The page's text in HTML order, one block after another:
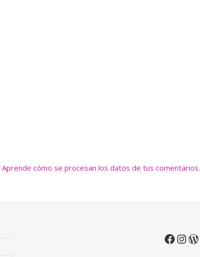
Aprende cómo se procesan los datos de tus comentarios.